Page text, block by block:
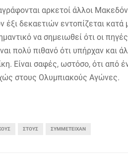
αρκετοί άλλοι
έξι δεκαετιών εντοπίζεται κατά
να σημειωθεί ότι οι
πολύ πιθανό ότι υπήρχαν και
Είναι σαφές, ωστόσο, ότι από
στους Ολυμπιακούς Αγώνες.
ΣΤΟΥΣ ΣΥΜΜΕΤΕΊΧΑΝ